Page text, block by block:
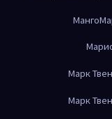
Манго
Марк
Марк